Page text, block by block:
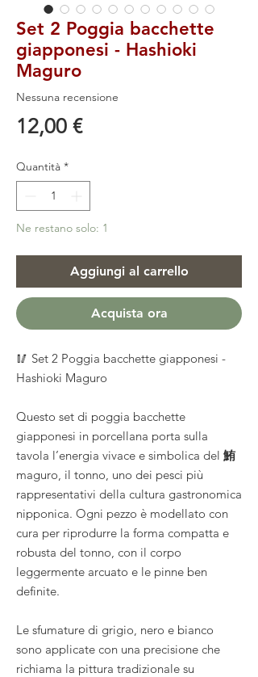
Set 2 Poggia bacchette
giapponesi - Hashioki
Maguro
Nessuna recensione
12,00 €Prezzo
Quantità *
Ne restano solo: 1
Aggiungi al carrello
Acquista ora
🥢 Set 2 Poggia bacchette giapponesi -
Hashioki Maguro
Questo set di poggia bacchette
giapponesi in porcellana porta sulla
tavola l’energia vivace e simbolica del 鮪
maguro, il tonno, uno dei pesci più
rappresentativi della cultura gastronomica
nipponica. Ogni pezzo è modellato con
cura per riprodurre la forma compatta e
robusta del tonno, con il corpo
leggermente arcuato e le pinne ben
definite.
Le sfumature di grigio, nero e bianco
sono applicate con una precisione che
richiama la pittura tradizionale su